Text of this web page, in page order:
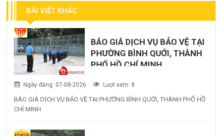
BÀI VIẾT KHÁC
BÁO GIÁ DỊCH VỤ BẢO VỆ TẠI
PHƯỜNG BÌNH QUỚI, THÀNH
PHỐ HỒ CHÍ MINH
Ngày đăng: 07-08-2026 Lượt xem: 8
BÁO GIÁ DỊCH VỤ BẢO VỆ TẠI PHƯỜNG BÌNH QUỚI, THÀNH PHỐ HỒ
CHÍ MINH